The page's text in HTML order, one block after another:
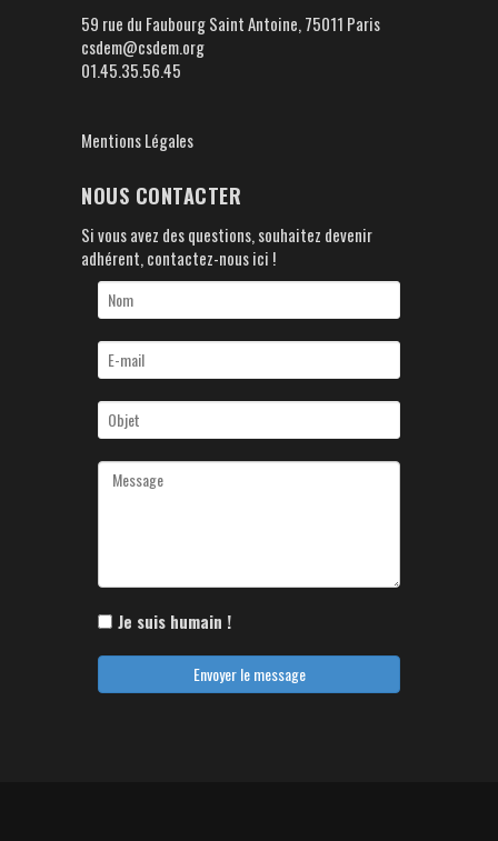
59 rue du Faubourg Saint Antoine, 75011 Paris
csdem@csdem.org
01.45.35.56.45
Mentions Légales
NOUS CONTACTER
Si vous avez des questions, souhaitez devenir
adhérent, contactez-nous ici !
Je suis humain !
Envoyer le message